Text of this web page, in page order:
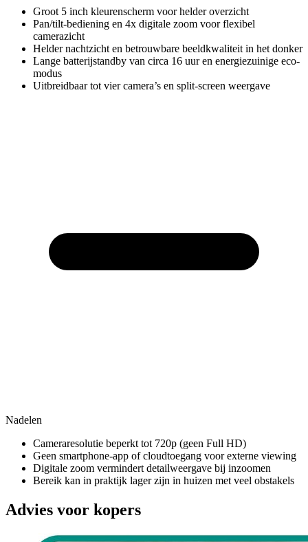
Groot 5 inch kleurenscherm voor helder overzicht
Pan/tilt-bediening en 4x digitale zoom voor flexibel
camerazicht
Helder nachtzicht en betrouwbare beeldkwaliteit in het donker
Lange batterijstandby van circa 16 uur en energiezuinige eco-
modus
Uitbreidbaar tot vier camera’s en split-screen weergave
Nadelen
Cameraresolutie beperkt tot 720p (geen Full HD)
Geen smartphone-app of cloudtoegang voor externe viewing
Digitale zoom vermindert detailweergave bij inzoomen
Bereik kan in praktijk lager zijn in huizen met veel obstakels
Advies voor kopers